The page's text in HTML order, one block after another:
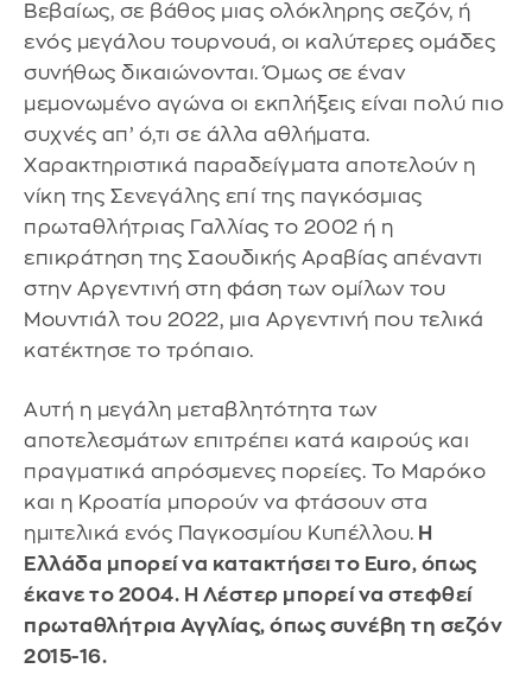
Βεβαίως, σε βάθος μιας ολόκληρης σεζόν, ή
ενός μεγάλου τουρνουά, οι καλύτερες ομάδες
συνήθως δικαιώνονται. Όμως σε έναν
μεμονωμένο αγώνα οι εκπλήξεις είναι πολύ πιο
συχνές απ’ ό,τι σε άλλα αθλήματα.
Χαρακτηριστικά παραδείγματα αποτελούν η
νίκη της Σενεγάλης επί της παγκόσμιας
πρωταθλήτριας Γαλλίας το 2002 ή η
επικράτηση της Σαουδικής Αραβίας απέναντι
στην Αργεντινή στη φάση των ομίλων του
Μουντιάλ του 2022, μια Αργεντινή που τελικά
κατέκτησε το τρόπαιο.
Αυτή η μεγάλη μεταβλητότητα των
αποτελεσμάτων επιτρέπει κατά καιρούς και
πραγματικά απρόσμενες πορείες. Το Μαρόκο
και η Κροατία μπορούν να φτάσουν στα
ημιτελικά ενός Παγκοσμίου Κυπέλλου. Η
Ελλάδα μπορεί να κατακτήσει το Euro, όπως
έκανε το 2004. Η Λέστερ μπορεί να στεφθεί
πρωταθλήτρια Αγγλίας, όπως συνέβη τη σεζόν
2015-16.